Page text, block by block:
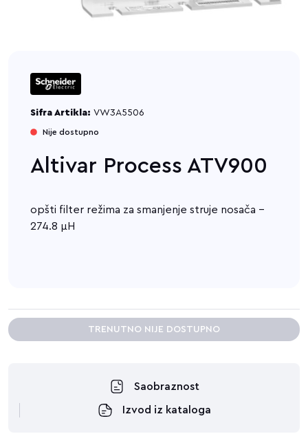
Sifra Artikla: VW3A5506
Nije dostupno
Altivar Process ATV900
opšti filter režima za smanjenje struje nosača -
274.8 µH
TRENUTNO NIJE DOSTUPNO
Saobraznost
Izvod iz kataloga